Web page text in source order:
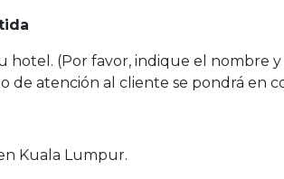
hotel. (Por favor, indique el nombre
de atención al cliente se pondrá en
Kuala Lumpur.